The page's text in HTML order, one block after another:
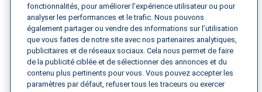
Lire la suite
8 min de lecture juin 12, 2026
fonctionnalités, pour améliorer l’expérience utilisateur ou pour
analyser les performances et le trafic. Nous pouvons
également partager ou vendre des informations sur l’utilisation
que vous faites de notre site avec nos partenaires analytiques,
publicitaires et de réseaux sociaux. Cela nous permet de faire
de la publicité ciblée et de sélectionner des annonces et du
contenu plus pertinents pour vous. Vous pouvez accepter les
paramètres par défaut, refuser tous les traceurs ou exercer